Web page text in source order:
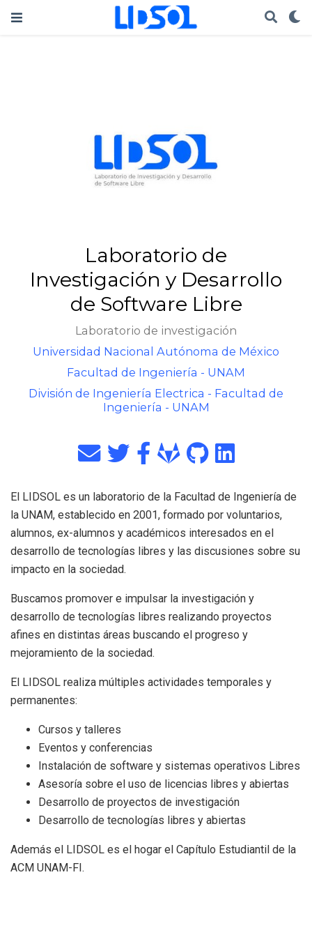
Laboratorio de
Investigación y Desarrollo
de Software Libre
Laboratorio de investigación
Universidad Nacional Autónoma de México
Facultad de Ingeniería - UNAM
División de Ingeniería Electrica - Facultad de
Ingeniería - UNAM
El LIDSOL es un laboratorio de la Facultad de Ingeniería de
la UNAM, establecido en 2001, formado por voluntarios,
alumnos, ex-alumnos y académicos interesados en el
desarrollo de tecnologías libres y las discusiones sobre su
impacto en la sociedad.
Buscamos promover e impulsar la investigación y
desarrollo de tecnologías libres realizando proyectos
afines en distintas áreas buscando el progreso y
mejoramiento de la sociedad.
El LIDSOL realiza múltiples actividades temporales y
permanentes:
Cursos y talleres
Eventos y conferencias
Instalación de software y sistemas operativos Libres
Asesoría sobre el uso de licencias libres y abiertas
Desarrollo de proyectos de investigación
Desarrollo de tecnologías libres y abiertas
Además el LIDSOL es el hogar el Capítulo Estudiantil de la
ACM UNAM-FI.